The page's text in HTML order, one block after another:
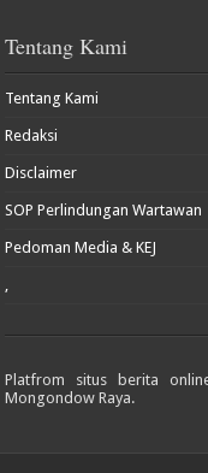
Tentang Kami
Tentang Kami
Redaksi
Disclaimer
SOP Perlindungan Wartawan
Pedoman Media & KEJ
Platfrom situs berita
Mongondow Raya.